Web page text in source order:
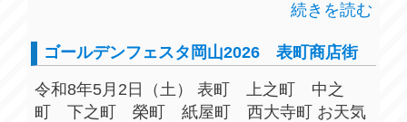
続きを読む
ゴールデンフェスタ岡山2026 表町商店街
令和8年5月2日（土） 表町 上之町 中之
町 下之町 榮町 紙屋町 西大寺町 お天気